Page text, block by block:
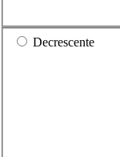
Decrescente